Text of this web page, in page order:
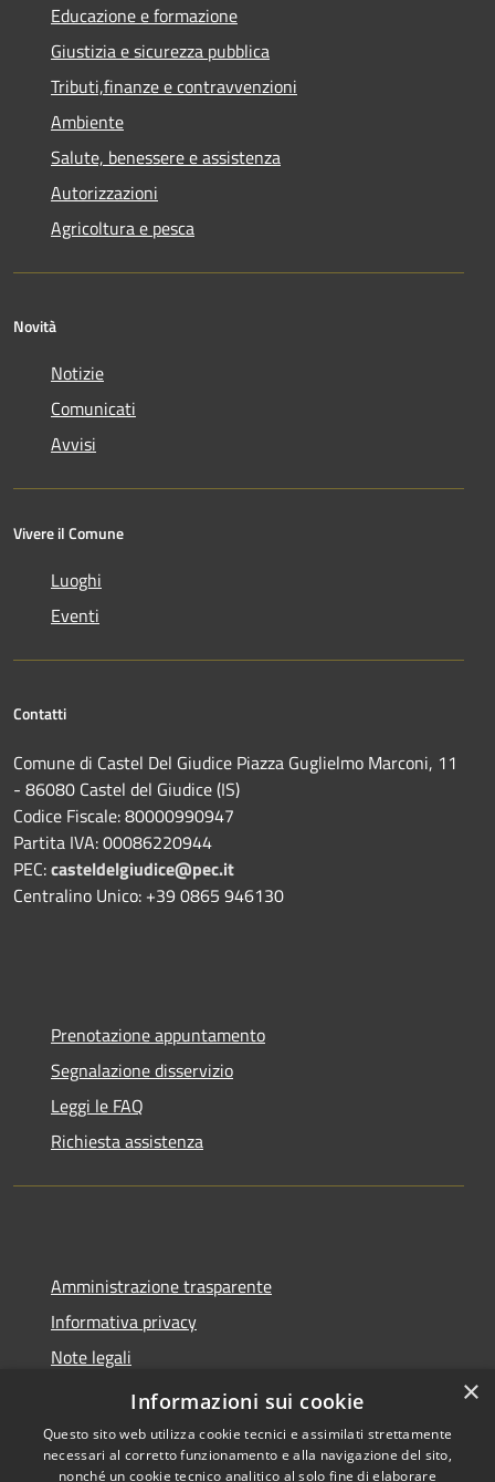
Educazione e formazione
Giustizia e sicurezza pubblica
Tributi,finanze e contravvenzioni
Ambiente
Salute, benessere e assistenza
Autorizzazioni
Agricoltura e pesca
Novità
Notizie
Comunicati
Avvisi
Vivere il Comune
Luoghi
Eventi
Contatti
Comune di Castel Del Giudice Piazza Guglielmo Marconi, 11
- 86080 Castel del Giudice (IS)
Codice Fiscale: 80000990947
Partita IVA: 00086220944
PEC:casteldelgiudice@pec.it
Centralino Unico: +39 0865 946130
Prenotazione appuntamento
Segnalazione disservizio
Leggi le FAQ
Richiesta assistenza
Amministrazione trasparente
Informativa privacy
Note legali
Dichiarazione di accessibilità
×
Informazioni sui cookie
Questo sito web utilizza cookie tecnici e assimilati strettamente
necessari al corretto funzionamento e alla navigazione del sito,
nonché un cookie tecnico analitico al solo fine di elaborare